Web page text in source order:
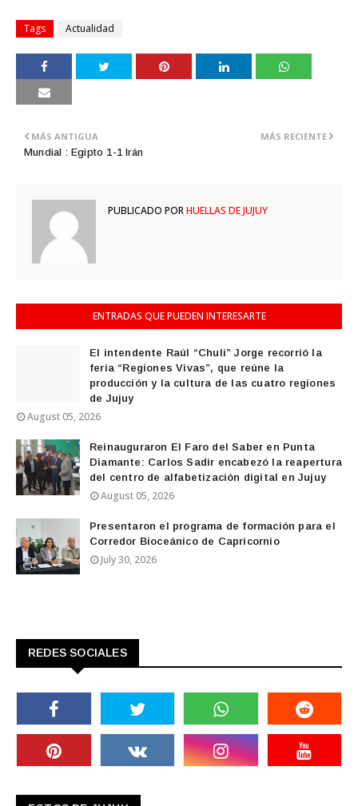
Tags Actualidad
MÁS RECIENTE
MÁS ANTIGUA
Mundial : Egipto 1-1 Irán
PUBLICADO PORHUELLAS DE JUJUY
ENTRADAS QUE PUEDEN INTERESARTE
El intendente Raúl “Chuli” Jorge recorrió la
feria “Regiones Vivas”, que reúne la
producción y la cultura de las cuatro regiones
de Jujuy
August 05, 2026
Reinauguraron El Faro del Saber en Punta
Diamante: Carlos Sadir encabezó la reapertura
del centro de alfabetización digital en Jujuy
August 05, 2026
Presentaron el programa de formación para el
Corredor Bioceánico de Capricornio
July 30, 2026
REDES SOCIALES